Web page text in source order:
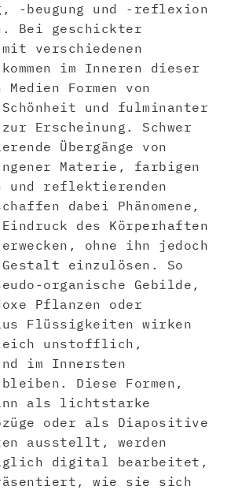
-beugung und -reflexion
Bei geschickter
verschiedenen
im Inneren dieser
Formen von
und fulminanter
Erscheinung. Schwer
Übergänge von
Materie, farbigen
und reflektierenden
dabei Phänomene,
des Körperhaften
ohne ihn jedoch
einzulösen. So
organische Gebilde,
Pflanzen oder
Flüssigkeiten wirken
unstofflich,
im Innersten
bleiben. Diese Formen,
als lichtstarke
oder als Diapositive
ausstellt, werden
digital bearbeitet,
wie sie sich